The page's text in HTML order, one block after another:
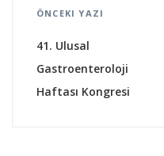
ÖNCEKI YAZI
41. Ulusal
Gastroenteroloji
Haftası Kongresi